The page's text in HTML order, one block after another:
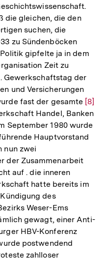
die gleichen, die den
suchen, die
zu Sündenböcken
gipfelte ja in dem
Zeit zu
Gewerkschaftstag der
und Versicherungen
fast der gesamte Zur
der
[8]
Handel, Banken
September 1980 wurde
Hauptvorstand
nun zwei
der Zusammenarbeit
auf . die inneren
hatte bereits im
des
Weser-Ems
gewagt, einer Anti-
HBV-Konferenz
postwendend
zahlloser